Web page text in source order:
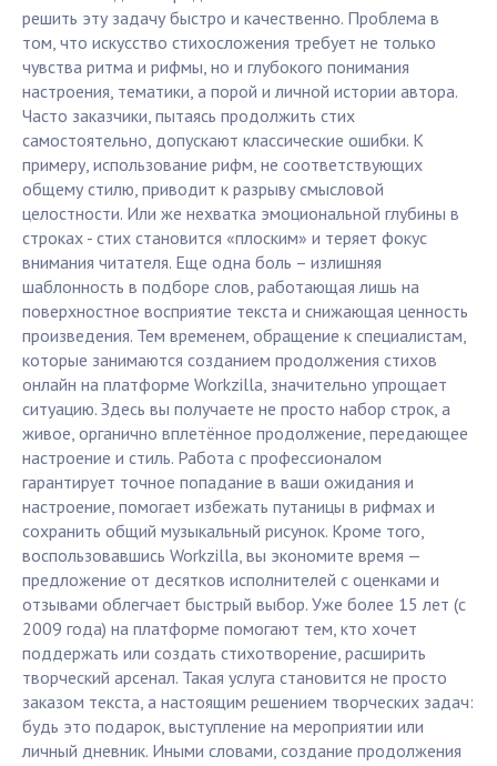
решить эту задачу быстро и качественно. Проблема в
том, что искусство стихосложения требует не только
чувства ритма и рифмы, но и глубокого понимания
настроения, тематики, а порой и личной истории автора.
Часто заказчики, пытаясь продолжить стих
самостоятельно, допускают классические ошибки. К
примеру, использование рифм, не соответствующих
общему стилю, приводит к разрыву смысловой
целостности. Или же нехватка эмоциональной глубины в
строках - стих становится «плоским» и теряет фокус
внимания читателя. Еще одна боль – излишняя
шаблонность в подборе слов, работающая лишь на
поверхностное восприятие текста и снижающая ценность
произведения. Тем временем, обращение к специалистам,
которые занимаются созданием продолжения стихов
онлайн на платформе Workzilla, значительно упрощает
ситуацию. Здесь вы получаете не просто набор строк, а
живое, органично вплетённое продолжение, передающее
настроение и стиль. Работа с профессионалом
гарантирует точное попадание в ваши ожидания и
настроение, помогает избежать путаницы в рифмах и
сохранить общий музыкальный рисунок. Кроме того,
воспользовавшись Workzilla, вы экономите время —
предложение от десятков исполнителей с оценками и
отзывами облегчает быстрый выбор. Уже более 15 лет (с
2009 года) на платформе помогают тем, кто хочет
поддержать или создать стихотворение, расширить
творческий арсенал. Такая услуга становится не просто
заказом текста, а настоящим решением творческих задач:
будь это подарок, выступление на мероприятии или
личный дневник. Иными словами, создание продолжения